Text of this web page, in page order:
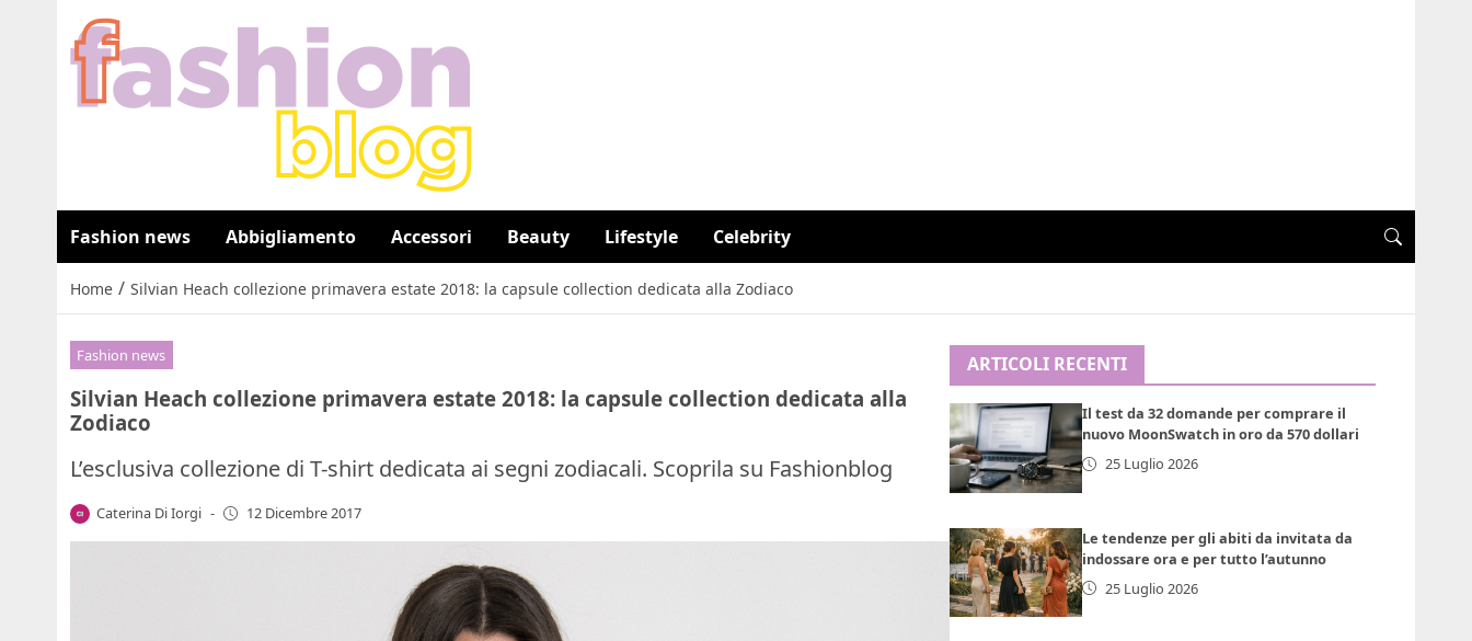
Fashion news Abbigliamento Accessori Beauty Lifestyle Celebrity
Home / Silvian Heach collezione primavera estate 2018: la capsule collection dedicata alla Zodiaco
Fashion news
Silvian Heach collezione primavera estate 2018: la capsule collection dedicata alla
Zodiaco
L’esclusiva collezione di T-shirt dedicata ai segni zodiacali. Scoprila su Fashionblog
Caterina Di Iorgi - 12 Dicembre 2017
ARTICOLI RECENTI
Il test da 32 domande per comprare il
nuovo MoonSwatch in oro da 570 dollari
25 Luglio 2026
Le tendenze per gli abiti da invitata da
indossare ora e per tutto l’autunno
25 Luglio 2026